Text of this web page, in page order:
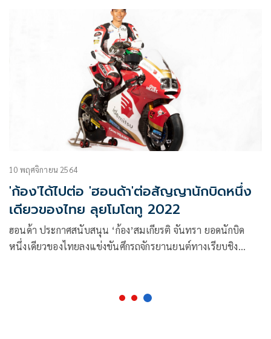
ได้ยอดเยี่ยม คว้าอันดับที่ดีที่สุดถึงตำแหน่งท็อป 5 ในรายการอ
อสเตรียน กรังด์ปรีซ์ และได้รับการต่อสัญญาเพื่อล่าความสำเร็จ
ต่อเนื่อง ขณะ ‘บอสฮอนด้า’ ดร.อารักษ์ พรประภา เชื่อมั่น
ศักยภาพนักบิดไทยมีลุ้นขยับผลงานพาธงชาติไทยขึ้นโพเดียมใน
10 พฤศจิกายน 2564
'ก้อง'ได้ไปต่อ 'ฮอนด้า'ต่อสัญญานักบิดหนึ่ง
เดียวของไทย ลุยโมโตทู 2022
ฮอนด้า ประกาศสนับสนุน ‘ก้อง’สมเกียรติ จันทรา ยอดนักบิด
หนึ่งเดียวของไทยลงแข่งขันศึกรถจักรยานยนต์ทางเรียบชิง
หมายเลข 35 โดยจะผนึกกำลังกับ ไอ โอกุระ ทีมเมทชาวญี่ปุ่นอีก